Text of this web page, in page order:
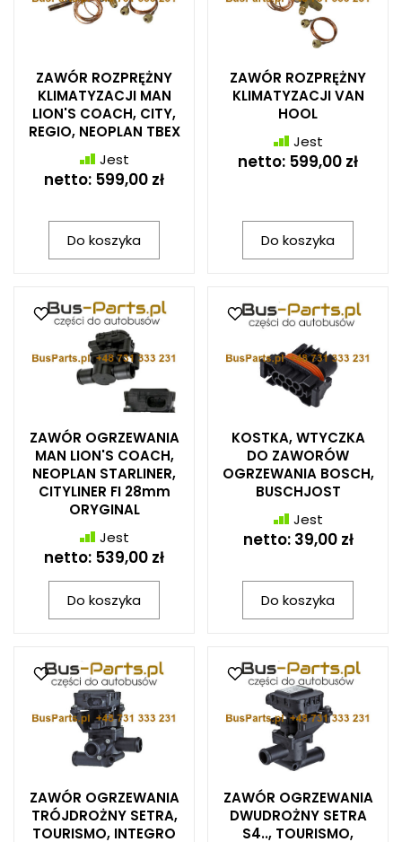
ZAWÓR ROZPRĘŻNY
KLIMATYZACJI MAN
LION'S COACH, CITY,
REGIO, NEOPLAN TBEX
Jest
netto: 599,00 zł
Do koszyka
ZAWÓR ROZPRĘŻNY
KLIMATYZACJI VAN
HOOL
Jest
netto: 599,00 zł
Do koszyka
ZAWÓR OGRZEWANIA
MAN LION'S COACH,
NEOPLAN STARLINER,
CITYLINER FI 28mm
ORYGINAL
Jest
netto: 539,00 zł
Do koszyka
KOSTKA, WTYCZKA
DO ZAWORÓW
OGRZEWANIA BOSCH,
BUSCHJOST
Jest
netto: 39,00 zł
Do koszyka
ZAWÓR OGRZEWANIA
TRÓJDROŻNY SETRA,
TOURISMO, INTEGRO
ZAWÓR OGRZEWANIA
DWUDROŻNY SETRA
S4.., TOURISMO,